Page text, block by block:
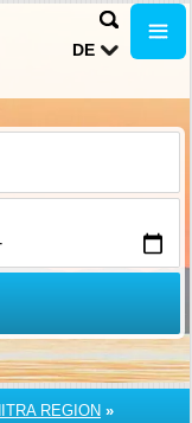
DE
REGION »